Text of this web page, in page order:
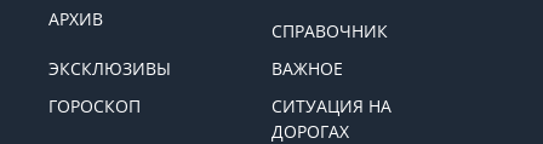
АРХИВ
СПРАВОЧНИК
ЭКСКЛЮЗИВЫ
ВАЖНОЕ
ГОРОСКОП
СИТУАЦИЯ НА
ДОРОГАХ